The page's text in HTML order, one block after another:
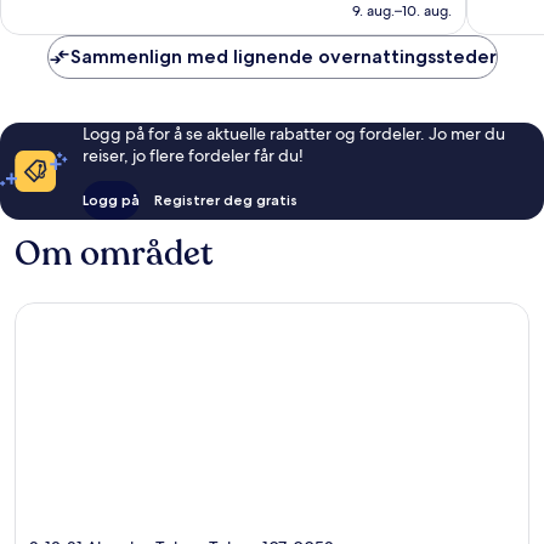
anmeldelser
753 kr
9. aug.–10. aug.
Sammenlign med lignende overnattingssteder
Logg på for å se aktuelle rabatter og fordeler. Jo mer du
reiser, jo flere fordeler får du!
Logg på Registrer deg gratis
Om området